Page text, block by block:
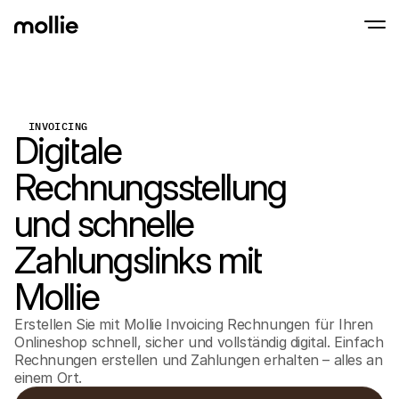
INVOICING
Digitale
Rechnungsstellung
und schnelle
Zahlungslinks mit
Mollie
Erstellen Sie mit Mollie Invoicing Rechnungen für Ihren
Onlineshop schnell, sicher und vollständig digital. Einfach
Rechnungen erstellen und Zahlungen erhalten – alles an
einem Ort.
Empfangen Sie
Terminals und
Mollie-Checkout
maximieren Sie die
Partner
Für Agenturen
Erfahren Sie mehr über unser Agentur-Partnerprogramm
Für